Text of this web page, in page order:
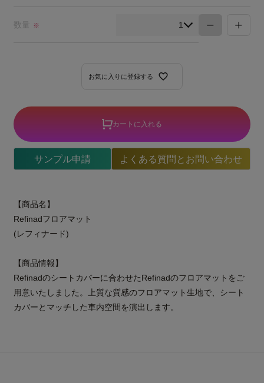
お気に入りに登録する
数量 ※
カートに入れる
サンプル申請 よくある質問とお問い合わせ
【商品名】
Refinadフロアマット
(レフィナード)
【商品情報】
Refinadのシートカバーに合わせたRefinadのフロアマットをご
用意いたしました。上質な質感のフロアマット生地で、シート
カバーとマッチした車内空間を演出します。